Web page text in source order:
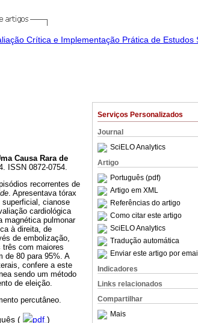
Serviços Personalizados
Journal
SciELO Analytics
Artigo
Português (pdf)
Artigo em XML
Referências do artigo
Como citar este artigo
SciELO Analytics
Tradução automática
Enviar este artigo por email
Indicadores
Links relacionados
Compartilhar
Mais
Causa Rara de
ISSN 0872-0754.
recorrentes de
. Apresentava tórax
cianose
cardiológica
magnética pulmonar
à direita, de
de embolização,
três com maiores
de 80 para 95%. A
confere a este
sendo um método
de eleição.
percutâneo.
( pdf )